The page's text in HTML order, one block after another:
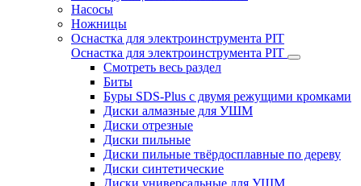
Насосы
Ножницы
Оснастка для электроинструмента PIT
Оснастка для электроинструмента PIT
Смотреть весь раздел
Биты
Буры SDS-Plus c двумя режущими кромками
Диски алмазные для УШМ
Диски отрезные
Диски пильные
Диски пильные твёрдосплавные по дереву
Диски синтетические
Диски универсальные для УШМ